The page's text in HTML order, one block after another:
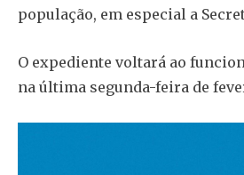
população, em especial a
O expediente voltará ao
na última segunda-feira de